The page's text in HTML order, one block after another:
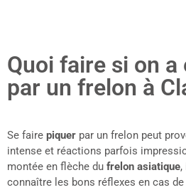
Quoi faire si on a
par un frelon à
Se faire piquer par un frelon peut
intense et réactions parfois
montée en flèche du frelon asiatique,
connaître les bons réflexes en cas